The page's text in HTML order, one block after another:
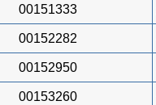
00151333
00152282
00152950
00153260